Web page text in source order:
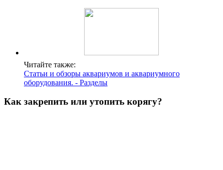
Читайте также:
Статьи и обзоры аквариумов и аквариумного
оборудования. - Разделы
Как закрепить или утопить корягу?